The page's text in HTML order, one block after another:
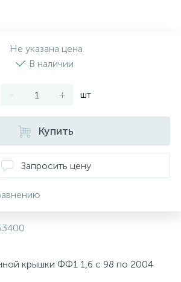
Не указана цена
В наличии
- + шт
Купить
Запросить цену
крышки ФФ1 1,6 с 98 по 2004
РЕМЕНЬ
КОЛОДКИ
ДИСКИ